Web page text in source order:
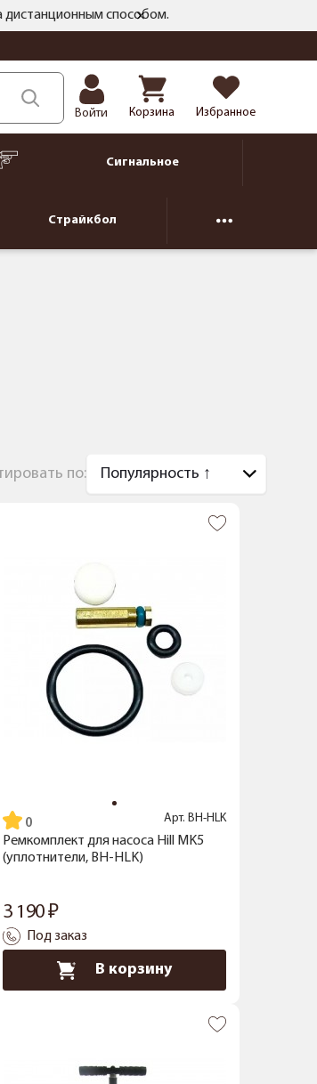
дистанционным способом.
Войти Корзина Избранное
Сигнальное
Страйкбол
по:
Арт. BH-HLK
Ремкомплект для насоса Hill MK5
(уплотнители, BH-HLK)
3 190
Под заказ
В корзину